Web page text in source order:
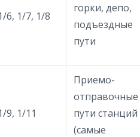
6, 1/7, 1/8
горки, депо,
подъездные
пути
9, 1/11
Приемо-
отправочные
пути станций
(самые